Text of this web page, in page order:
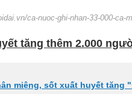
ca-nuoc-ghi-nhan-33-000-ca-
tăng thêm 2.000
miệng, sốt xuất huyết tăng